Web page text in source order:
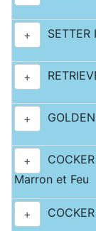
+
+
+
+
Marron et
+